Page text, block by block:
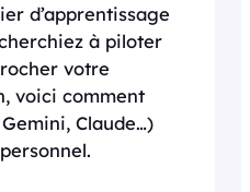
d’apprentissage
à piloter
votre
voici comment
Claude…)